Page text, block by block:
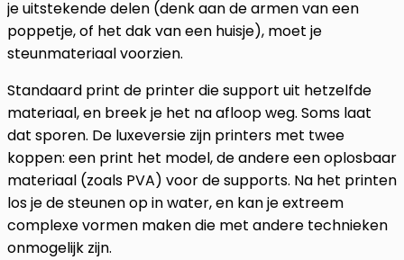
je uitstekende delen (denk aan de armen van een
poppetje, of het dak van een huisje), moet je
steunmateriaal voorzien.
Standaard print de printer die support uit hetzelfde
materiaal, en breek je het na afloop weg. Soms laat
dat sporen. De luxeversie zijn printers met twee
koppen: een print het model, de andere een oplosbaar
materiaal (zoals PVA) voor de supports. Na het printen
los je de steunen op in water, en kan je extreem
complexe vormen maken die met andere technieken
onmogelijk zijn.